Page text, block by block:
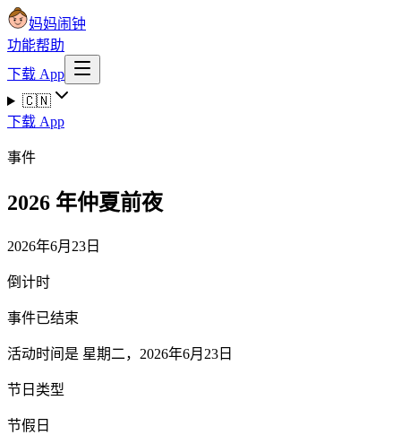
妈妈闹钟
功能帮助
下载 App
🇨🇳
下载 App
事件
2026 年仲夏前夜
2026年6月23日
倒计时
事件已结束
活动时间是 星期二，2026年6月23日
节日类型
节假日